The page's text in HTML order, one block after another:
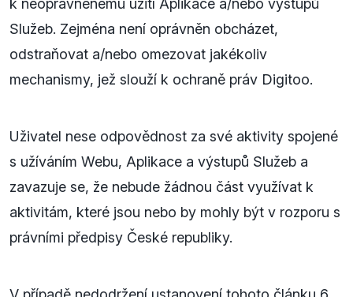
k neoprávněnému užití Aplikace a/nebo výstupů
Služeb. Zejména není oprávněn obcházet,
odstraňovat a/nebo omezovat jakékoliv
mechanismy, jež slouží k ochraně práv Digitoo.
Uživatel nese odpovědnost za své aktivity spojené
s užíváním Webu, Aplikace a výstupů Služeb a
zavazuje se, že nebude žádnou část využívat k
aktivitám, které jsou nebo by mohly být v rozporu s
právními předpisy České republiky.